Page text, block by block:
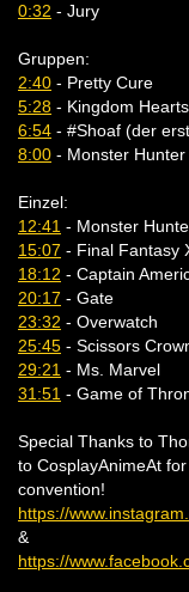
0:32 - Jury
Gruppen:
2:40 - Pretty Cure
5:28 - Kingdom Hearts
6:54 - #Shoaf (der
8:00 - Monster Hunter
Einzel:
12:41 - Monster
15:07 - Final Fantasy
18:12 - Captain
20:17 - Gate
23:32 - Overwatch
25:45 - Scissors
29:21 - Ms. Marvel
31:51 - Game of
Special Thanks to
to CosplayAnimeAt
convention!
https://
&
https://